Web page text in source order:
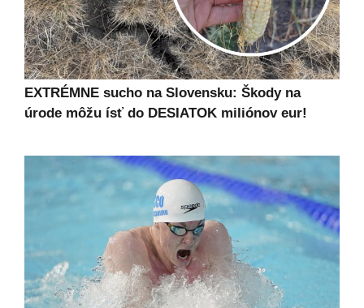
EXTRÉMNE sucho na Slovensku: Škody na
úrode môžu ísť do DESIATOK miliónov eur!